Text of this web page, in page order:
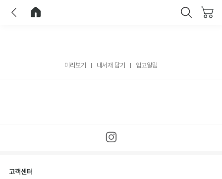
미리보기 내서재 담기 입고알림
고객센터